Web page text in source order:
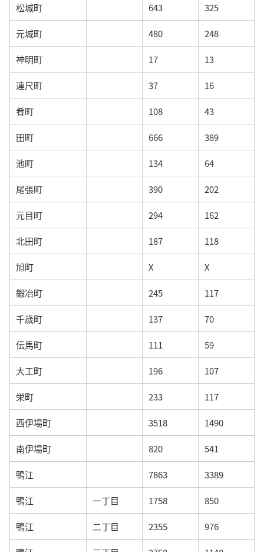
松城町 643 325
元城町 480 248
神明町 17 13
連尺町 37 16
肴町 108 43
田町 666 389
池町 134 64
尾張町 390 202
元目町 294 162
北田町 187 118
旭町 X X
鍛冶町 245 117
千歳町 137 70
伝馬町 111 59
大工町 196 107
栄町 233 117
西伊場町 3518 1490
南伊場町 820 541
鴨江 7863 3389
鴨江 一丁目 1758 850
鴨江 二丁目 2355 976